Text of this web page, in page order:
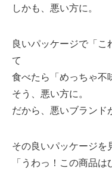
しかも、悪い方に。
良いパッケージで「
て
食べたら「めっちゃ不
そう、悪い方に。
だから、悪いブランド
その良いパッケージを
「うわっ！この商品